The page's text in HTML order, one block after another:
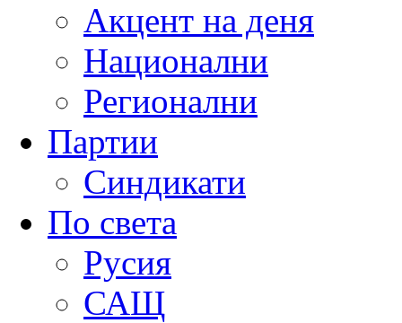
Акцент на деня
Национални
Регионални
Партии
Синдикати
По света
Русия
САЩ